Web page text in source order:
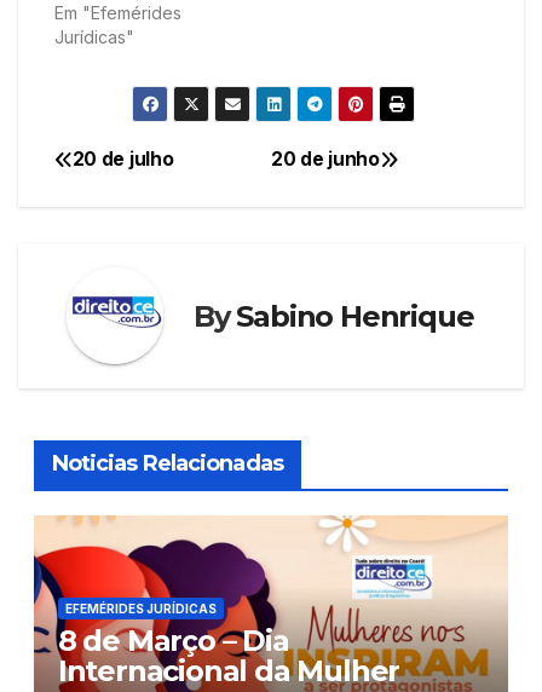
Em "Efemérides
Jurídicas"
Navegação
20 de junho
20 de julho
BySabino Henrique
Noticias Relacionadas
EFEMÉRIDES JURÍDICAS
8 de Março – Dia
Internacional da Mulher